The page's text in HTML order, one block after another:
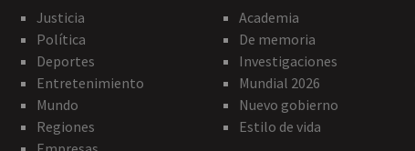
Justicia
Política
Deportes
Entretenimiento
Mundo
Regiones
Academia
De memoria
Investigaciones
Mundial 2026
Nuevo gobierno
Estilo de vida